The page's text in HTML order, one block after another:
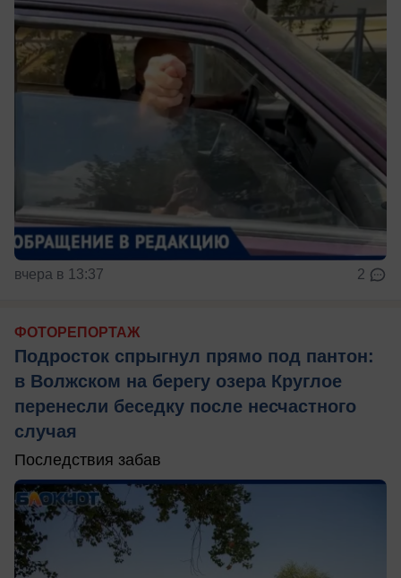
вчера в 13:37 2
ФОТОРЕПОРТАЖ
Подросток спрыгнул прямо под пантон:
в Волжском на берегу озера Круглое
перенесли беседку после несчастного
случая
Последствия забав